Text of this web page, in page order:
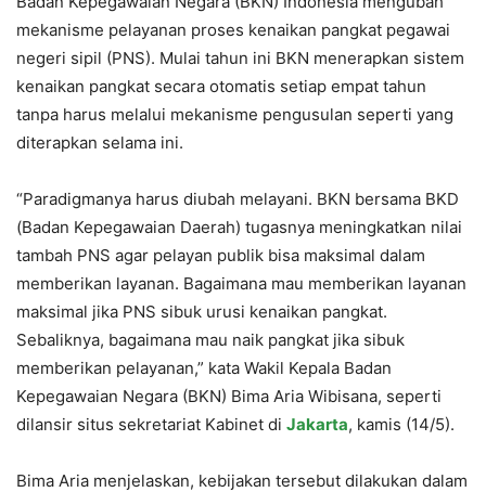
mekanisme pelayanan proses kenaikan pangkat pegawai
negeri sipil (PNS). Mulai tahun ini BKN menerapkan sistem
kenaikan pangkat secara otomatis setiap empat tahun
tanpa harus melalui mekanisme pengusulan seperti yang
diterapkan selama ini.
“Paradigmanya harus diubah melayani. BKN bersama BKD
(Badan Kepegawaian Daerah) tugasnya meningkatkan nilai
tambah PNS agar pelayan publik bisa maksimal dalam
memberikan layanan. Bagaimana mau memberikan layanan
maksimal jika PNS sibuk urusi kenaikan pangkat.
Sebaliknya, bagaimana mau naik pangkat jika sibuk
memberikan pelayanan,” kata Wakil Kepala Badan
Kepegawaian Negara (BKN) Bima Aria Wibisana, seperti
dilansir situs sekretariat Kabinet di Jakarta, kamis (14/5).
Bima Aria menjelaskan, kebijakan tersebut dilakukan dalam